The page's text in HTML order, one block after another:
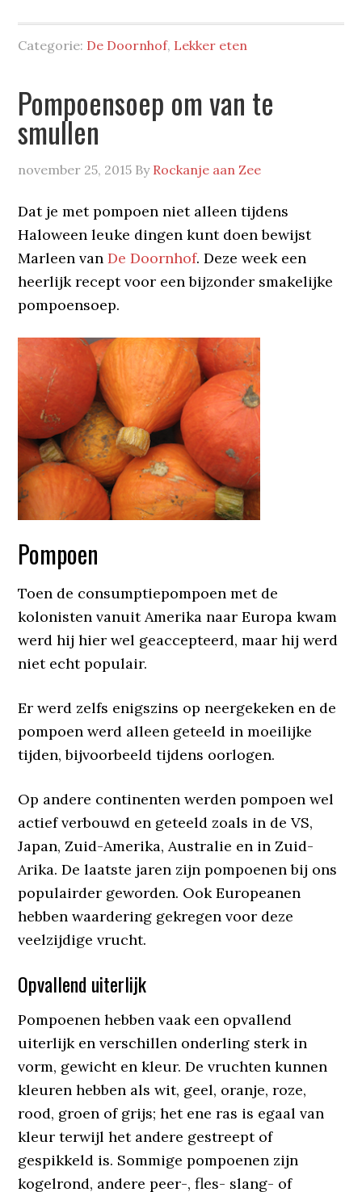
Categorie: De Doornhof, Lekker eten
Pompoensoep om van te
smullen
november 25, 2015 By Rockanje aan Zee
Dat je met pompoen niet alleen tijdens
Haloween leuke dingen kunt doen bewijst
Marleen vanDe Doornhof. Deze week een
heerlijk recept voor een bijzonder smakelijke
pompoensoep.
Pompoen
Toen de consumptiepompoen met de
kolonisten vanuit Amerika naar Europa kwam
werd hij hier wel geaccepteerd, maar hij werd
niet echt populair.
Er werd zelfs enigszins op neergekeken en de
pompoen werd alleen geteeld in moeilijke
tijden, bijvoorbeeld tijdens oorlogen.
Op andere continenten werden pompoen wel
actief verbouwd en geteeld zoals in de VS,
Japan, Zuid-Amerika, Australie en in Zuid-
Arika. De laatste jaren zijn pompoenen bij ons
populairder geworden. Ook Europeanen
hebben waardering gekregen voor deze
veelzijdige vrucht.
Opvallend uiterlijk
Pompoenen hebben vaak een opvallend
uiterlijk en verschillen onderling sterk in
vorm, gewicht en kleur. De vruchten kunnen
kleuren hebben als wit, geel, oranje, roze,
rood, groen of grijs; het ene ras is egaal van
kleur terwijl het andere gestreept of
gespikkeld is. Sommige pompoenen zijn
kogelrond, andere peer-, fles- slang- of